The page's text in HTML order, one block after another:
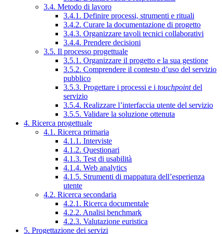
3.4. Metodo di lavoro
3.4.1. Definire processi, strumenti e rituali
3.4.2. Curare la documentazione di progetto
3.4.3. Organizzare tavoli tecnici collaborativi
3.4.4. Prendere decisioni
3.5. Il processo progettuale
3.5.1. Organizzare il progetto e la sua gestione
3.5.2. Comprendere il contesto d’uso del servizio
pubblico
3.5.3. Progettare i processi e i touchpointdel
servizio
3.5.4. Realizzare l’interfaccia utente del servizio
3.5.5. Validare la soluzione ottenuta
4. Ricerca progettuale
4.1. Ricerca primaria
4.1.1. Interviste
4.1.2. Questionari
4.1.3. Test di usabilità
4.1.4. Web analytics
4.1.5. Strumenti di mappatura dell’esperienza
utente
4.2. Ricerca secondaria
4.2.1. Ricerca documentale
4.2.2. Analisi benchmark
4.2.3. Valutazione euristica
5. Progettazione dei servizi